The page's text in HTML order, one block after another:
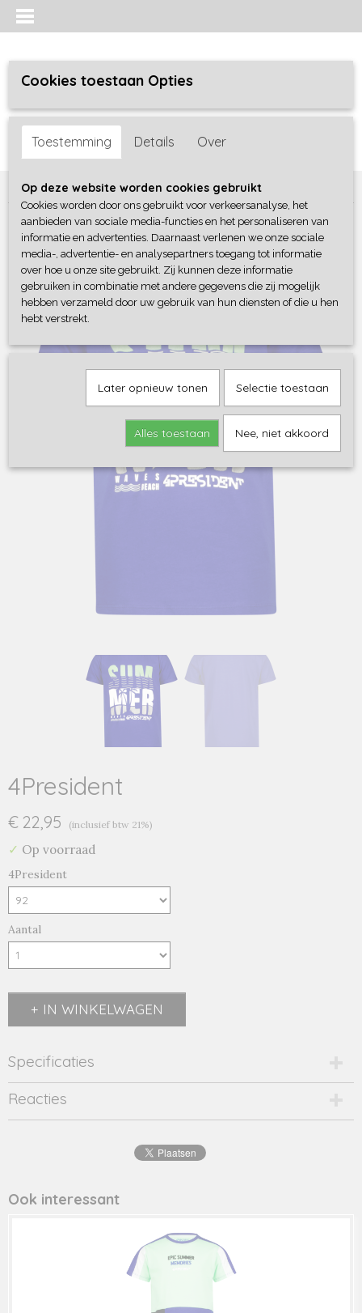
Inloggen Registreren
Home >Jongens>Shirts / Polo's / Overhemd>4President
4President
€ 22,95 (inclusief btw 21%)
✓ Op voorraad
4President
Aantal
IN WINKELWAGEN
Specificaties
Productcode
evan-16603
Productcode leverancier
Reacties
Ook interessant
Cookies toestaan Opties
Toestemming Details Over
Op deze website worden cookies gebruikt
Cookies worden door ons gebruikt voor verkeersanalyse, het
aanbieden van sociale media-functies en het personaliseren van
informatie en advertenties. Daarnaast verlenen we onze sociale
media-, advertentie- en analysepartners toegang tot informatie
over hoe u onze site gebruikt. Zij kunnen deze informatie
gebruiken in combinatie met andere gegevens die zij mogelijk
hebben verzameld door uw gebruik van hun diensten of die u hen
hebt verstrekt.
Later opnieuw tonen Selectie toestaan
Alles toestaan Nee, niet akkoord